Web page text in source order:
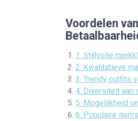
Voordelen
1. Stijlvolle
2. Kwalitatieve
3. Trendy outfits
4. Diversiteit aan
5. Mogelijkheid
6. Populaire